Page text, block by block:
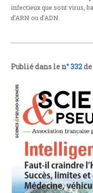
infectieux que sont virus,
d’ARN ou d’ADN.
Publié dans le n° 332